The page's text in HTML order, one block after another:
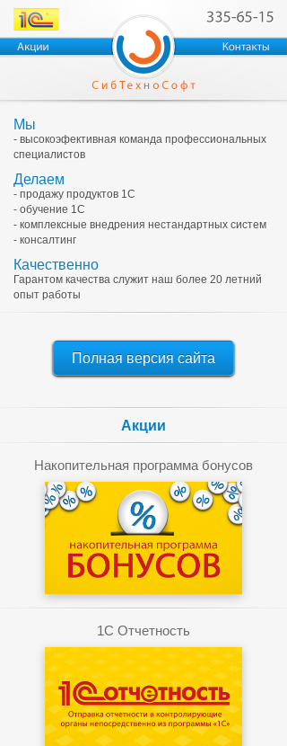
Мы
- высокоэфективная команда профессиональных
специалистов
Делаем
- продажу продуктов 1С
- обучение 1С
- комплексные внедрения нестандартных систем
- консалтинг
Качественно
Гарантом качества служит наш более 20 летний
опыт работы
Полная версия сайта
Акции
Накопительная программа бонусов
1C Отчетность